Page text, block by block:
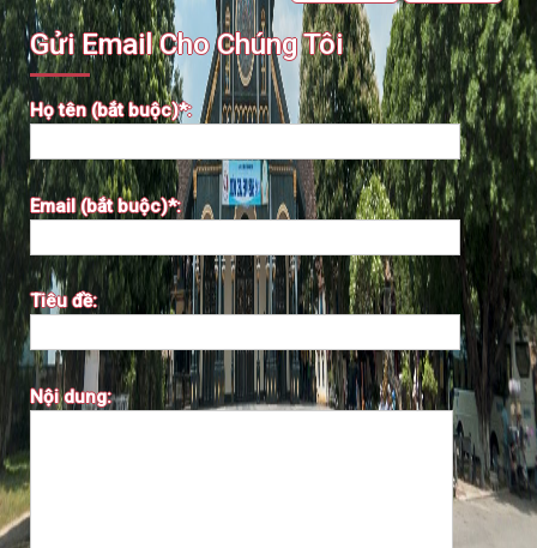
Gửi Email Cho Chúng Tôi
Họ tên (bắt buộc)*:
Email (bắt buộc)*:
Tiêu đề:
Nội dung: